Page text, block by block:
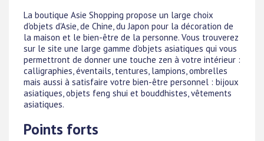
La boutique Asie Shopping propose un large choix
d'objets d'Asie, de Chine, du Japon pour la décoration de
la maison et le bien-être de la personne. Vous trouverez
sur le site une large gamme d'objets asiatiques qui vous
permettront de donner une touche zen à votre intérieur :
calligraphies, éventails, tentures, lampions, ombrelles
mais aussi à satisfaire votre bien-être personnel : bijoux
asiatiques, objets feng shui et bouddhistes, vêtements
asiatiques.
Points forts